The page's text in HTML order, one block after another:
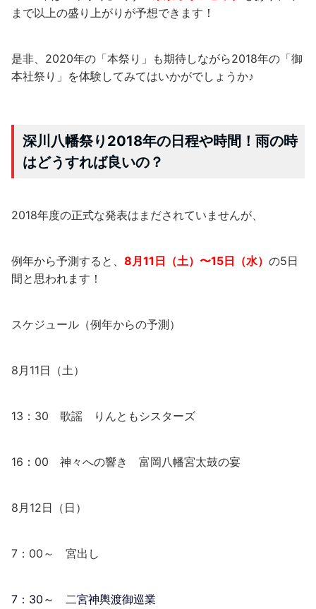
まで以上の盛り上がりが予想できます！
是非、2020年の「本祭り」も期待しながら2018年の「御
本社祭り」を体験してみてはいかがでしょうか♪
深川八幡祭り2018年の日程や時間！雨の時
はどうすれば良いの？
2018年度の正式な発表はまだされていませんが、
例年から予測すると、 8月11日（土）〜15日（水） の5日
間と思われます！
スケジュール（例年からの予測）
8月11日（土）
13：30 歌謡 りんともシスターズ
16：00 神々への響き 富岡八幡宮太鼓の宴
8月12日（日）
7：00～ 宮出し
7：30～ 二宮神輿渡御巡業